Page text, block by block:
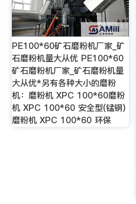
PE100*60矿石磨粉机厂家_矿
石磨粉机量大从优 PE100*60
矿石磨粉机厂家_矿石磨粉机量
大从优*另有各种大小的磨粉
机：磨粉机 XPC 100*60磨粉
机 XPC 100*60 安全型(锰钢)
磨粉机 XPC 100*60 环保